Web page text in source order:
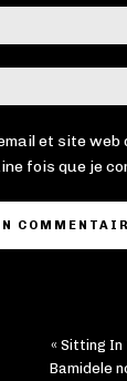
et site web
fois que je
« Sitting In
Bamidele